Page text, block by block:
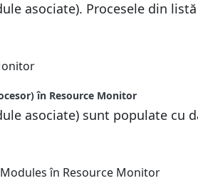
asociate). Procesele din
în Resource Monitor
asociate) sunt populate cu